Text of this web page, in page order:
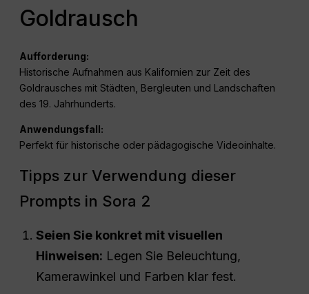
Goldrausch
Aufforderung:
Historische Aufnahmen aus Kalifornien zur Zeit des
Goldrausches mit Städten, Bergleuten und Landschaften
des 19. Jahrhunderts.
Anwendungsfall:
Perfekt für historische oder pädagogische Videoinhalte.
Tipps zur Verwendung dieser
Prompts in Sora 2
Seien Sie konkret mit visuellen
Hinweisen: Legen Sie Beleuchtung,
Kamerawinkel und Farben klar fest.